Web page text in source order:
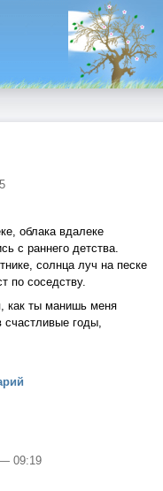
облака вдалеке
с раннего детства.
солнца луч на песке
по соседству.
как ты манишь меня
счастливые годы,
— 09:19